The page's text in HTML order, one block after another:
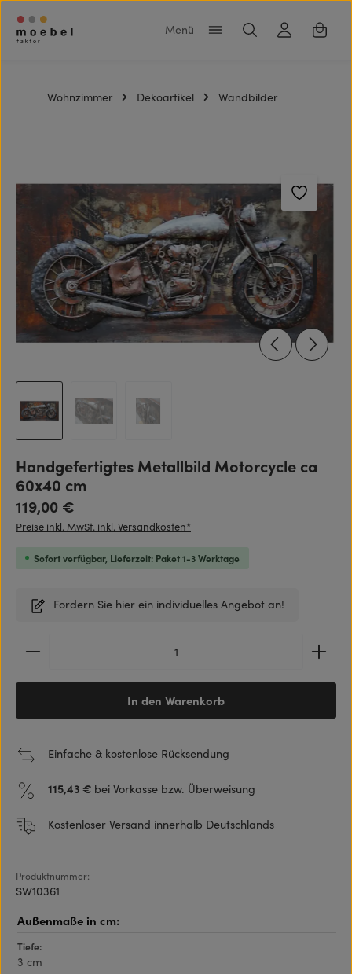
Zum Hauptinhalt springen
Wohnzimmer Dekoartikel Wandbilder
Handgefertigtes Metallbild Motorcycle ca
60x40 cm
Regulärer Preis:
119,00 €
Preise inkl. MwSt. inkl. Versandkosten*
Sofort verfügbar, Lieferzeit: Paket 1-3 Werktage
Fordern Sie hier ein individuelles Angebot an!
Produkt Anzahl: Gib den gewünschten Wert ein
In den Warenkorb
Einfache & kostenlose Rücksendung
115,43 € bei Vorkasse bzw. Überweisung
Kostenloser Versand innerhalb Deutschlands
Produktnummer:
SW10361
Tiefe:
3 cm